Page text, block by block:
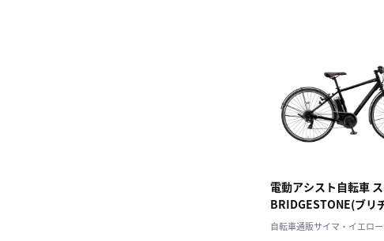
電動アシスト自転車
BRIDGESTONE(ブリ
TB1e T.Xクロツヤケシ
自転車通販サイマ・イエロ